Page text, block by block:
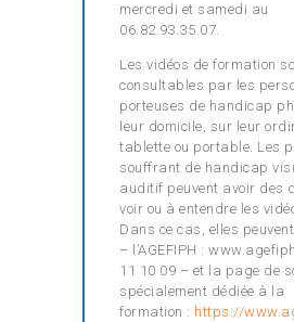
mercredi et samedi au
06.82.93.35.07.
Les vidéos de formation
consultables par les
porteuses de handicap
leur domicile, sur leur
tablette ou portable. Les
souffrant de handicap
auditif peuvent avoir des
voir ou à entendre les
Dans ce cas, elles
– l’AGEFIPH :
11 10 09 – et la page de
spécialement dédiée à la
formation : https://